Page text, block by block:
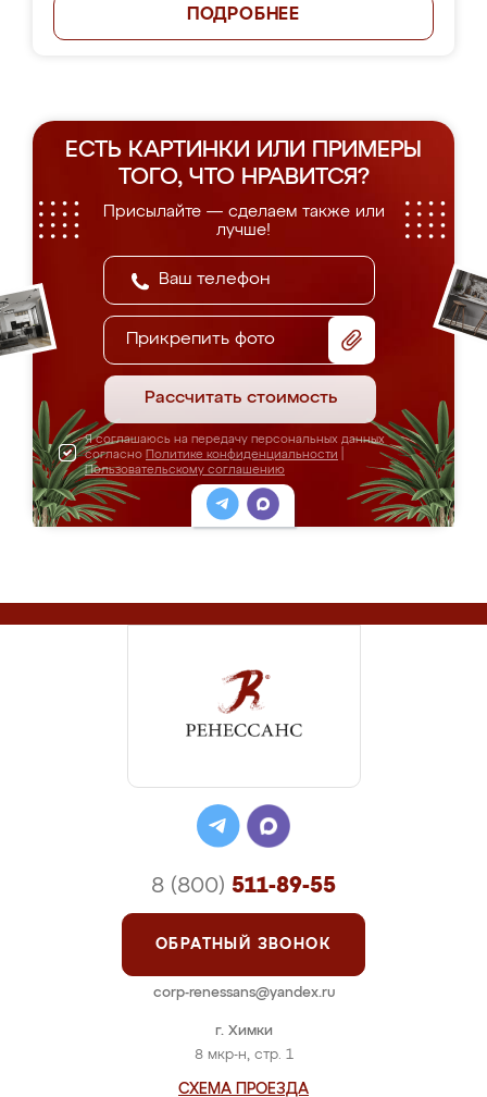
ПОДРОБНЕЕ
ЕСТЬ КАРТИНКИ ИЛИ ПРИМЕРЫ
ТОГО, ЧТО НРАВИТСЯ?
Присылайте — сделаем также или
лучше!
Прикрепить фото
Рассчитать стоимость
Я соглашаюсь на передачу персональных данных
согласно Политике конфиденциальности
Пользовательскому соглашению
г. Химки
8 мкр-н, стр. 1
СХЕМА ПРОЕЗДА
8 (800) 511-89-55
ОБРАТНЫЙ ЗВОНОК
corp-renessans@yandex.ru